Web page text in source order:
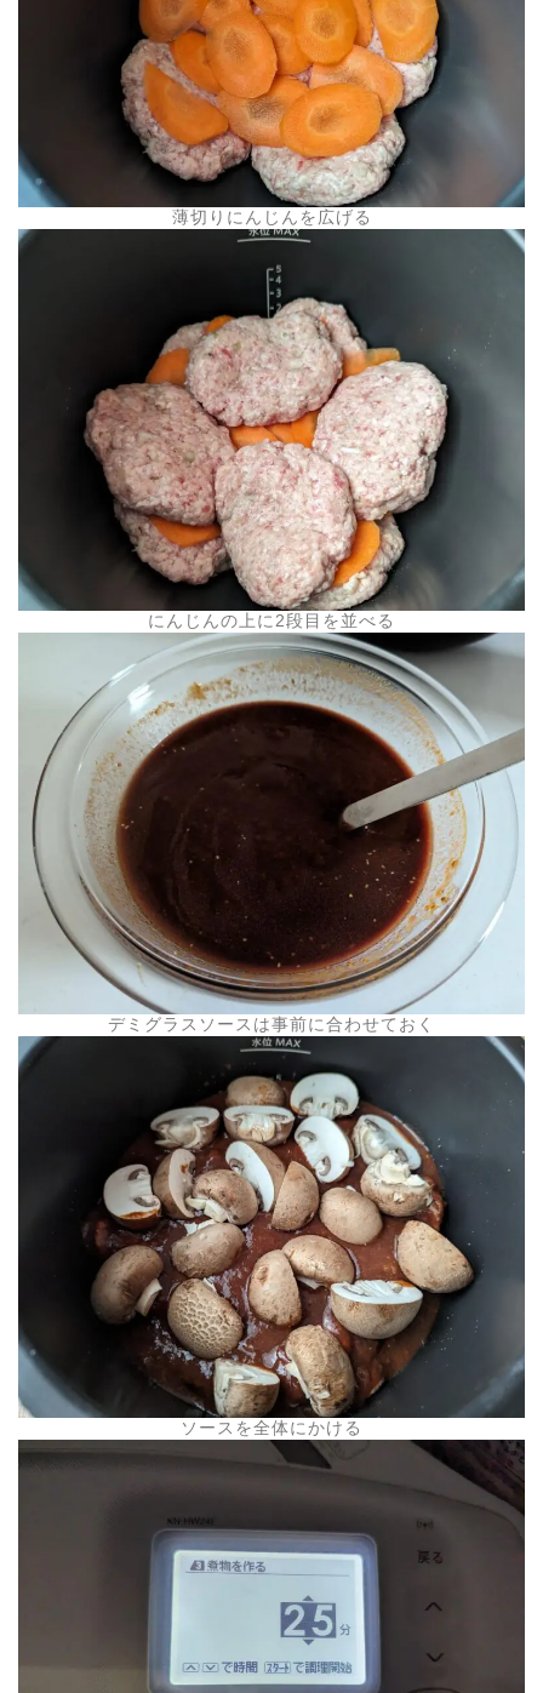
薄切りにんじんを広げる
にんじんの上に2段目を並べる
デミグラスソースは事前に合わせておく
ソースを全体にかける